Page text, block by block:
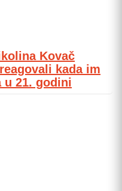
Kovač
kada im
u 21. godini